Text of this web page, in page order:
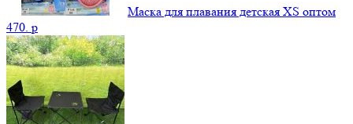
Маска для плавания детская XS оптом
470. p